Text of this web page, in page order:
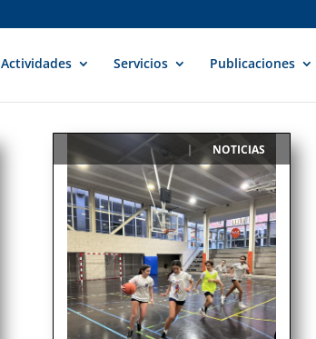
Actividades Servicios Publicaciones
NOTICIAS